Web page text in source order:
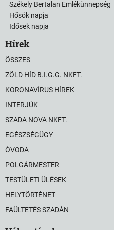
Székely Bertalan Emlékünnepség
Hősök napja
Idősek napja
Hírek
ÖSSZES
ZÖLD HÍD B.I.G.G. NKFT.
KORONAVÍRUS HÍREK
INTERJÚK
SZADA NOVA NKFT.
EGÉSZSÉGÜGY
ÓVODA
POLGÁRMESTER
TESTÜLETI ÜLÉSEK
HELYTÖRTÉNET
FAÜLTETÉS SZADÁN